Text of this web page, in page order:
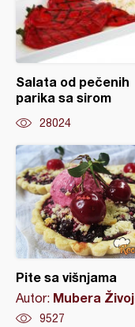
Salata od pečenih
parika sa sirom
28024
Pite sa višnjama
Autor: Mubera
9527